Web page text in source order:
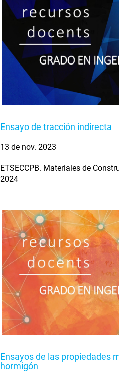
Ensayo de tracción indirecta
13 de nov. 2023
ETSECCPB. Materiales de
2024
Ensayos de las propiedades
hormigón